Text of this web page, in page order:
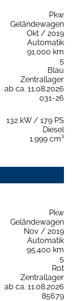
Pkw
Geländewagen
Okt / 2019
Automatik
91.000 km
5
Blau
Zentrallager
ab ca. 11.08.2026
031-26
132 kW / 179 PS
Diesel
1.999 cm³
Pkw
Geländewagen
Nov / 2019
Automatik
95.400 km
5
Rot
Zentrallager
ab ca. 11.08.2026
85679